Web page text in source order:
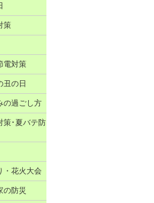
策
電対策
丑の日
の過ごし方
策･夏バテ防
・花火大会
の防災